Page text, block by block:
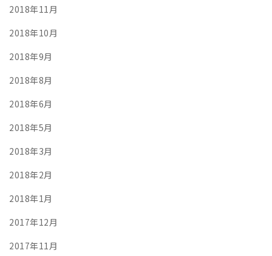
2018年11月
2018年10月
2018年9月
2018年8月
2018年6月
2018年5月
2018年3月
2018年2月
2018年1月
2017年12月
2017年11月